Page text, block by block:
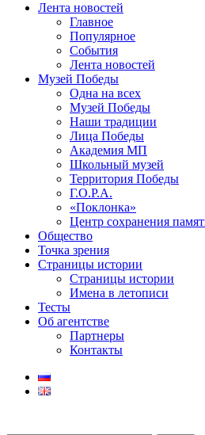
Лента новостей
Главное
Популярное
События
Лента новостей
Музей Победы
Одна на всех
Музей Победы
Наши традиции
Лица Победы
Академия МП
Школьный музей
Территория Победы
Г.О.Р.А.
«Поклонка»
Центр сохранения
Общество
Точка зрения
Страницы истории
Страницы истории
Имена в летописи
Тесты
Об агентстве
Партнеры
Контакты